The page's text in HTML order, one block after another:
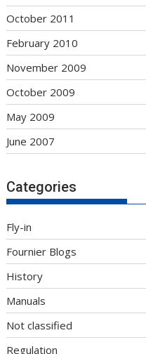
October 2011
February 2010
November 2009
October 2009
May 2009
June 2007
Categories
Fly-in
Fournier Blogs
History
Manuals
Not classified
Regulation